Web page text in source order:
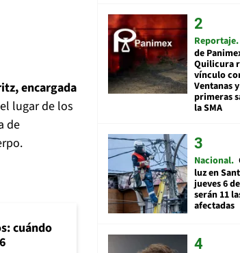
encargada
lugar de los
de
cuándo
Reportaje
de
Quilicura
vínculo
Ventanas
primeras
la SMA
Nacional
luz en
jueves 6
serán 11
afectadas